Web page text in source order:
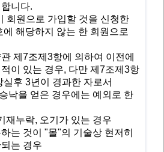
니다.
회원으로 가입할 것을 신청한
에 해당하지 않는 한 회원으로
제7조제3항에 의하여 이전에
이 있는 경우, 다만 제7조제3항
후 3년이 경과한 자로서
낙을 얻은 경우에는 예외로 한
재누락, 오기가 있는 경우
는 것이 "몰"의 기술상 현저히
는 경우